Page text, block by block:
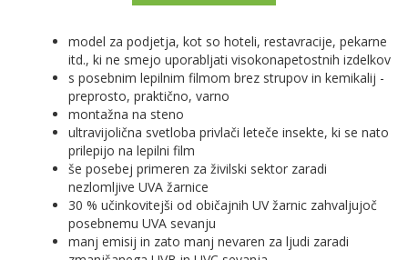
model za podjetja, kot so hoteli, restavracije, pekarne
itd., ki ne smejo uporabljati visokonapetostnih izdelkov
s posebnim lepilnim filmom brez strupov in kemikalij -
preprosto, praktično, varno
montažna na steno
ultravijolična svetloba privlači leteče insekte, ki se nato
prilepijo na lepilni film
še posebej primeren za živilski sektor zaradi
nezlomljive UVA žarnice
30 % učinkovitejši od običajnih UV žarnic zahvaljujoč
posebnemu UVA sevanju
manj emisij in zato manj nevaren za ljudi zaradi